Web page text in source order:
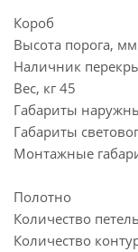
Короб
Высота порога,
Наличник
Вес, кг 45
Габариты
Габариты
Монтажные
Полотно
Количество
Количество